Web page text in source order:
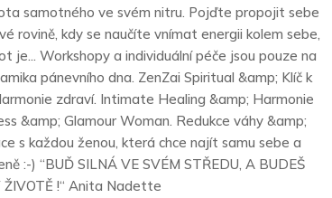
samotného ve svém nitru. Pojďte propojit sebe
rovině, kdy se naučíte vnímat energii kolem sebe,
je... Workshopy a individuální péče jsou pouze na
pánevního dna. ZenZai Spiritual &amp; Klíč k
zdraví. Intimate Healing &amp; Harmonie
&amp; Glamour Woman. Redukce váhy &amp;
s každou ženou, která chce najít samu sebe a
:-) “BUĎ SILNÁ VE SVÉM STŘEDU, A BUDEŠ
ŽIVOTĚ !“ Anita Nadette